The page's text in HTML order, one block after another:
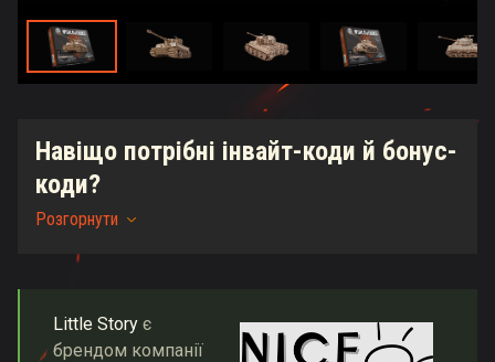
Навіщо потрібні інвайт-коди й бонус-
коди?
Розгорнути
Little Story є
брендом компанії